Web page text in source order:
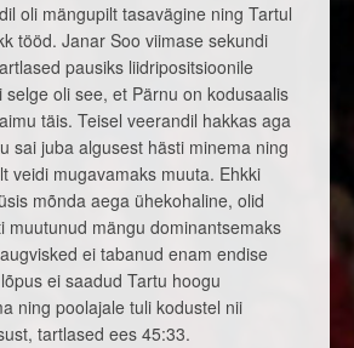
oli mängupilt tasavägine ning Tartul
tööd. Janar Soo viimase sekundi
pausiks liidripositsioonile
oli see, et Pärnu on kodusaalis
täis. Teisel veerandil hakkas aga
sai juba algusest hästi minema ning
veidi mugavamaks muuta. Ehkki
mõnda aega ühekohaline, olid
muutunud mängu dominantsemaks
ei tabanud enam endise
ei saadud Tartu hoogu
ning poolajale tuli kodustel nii
tartlased ees 45:33.